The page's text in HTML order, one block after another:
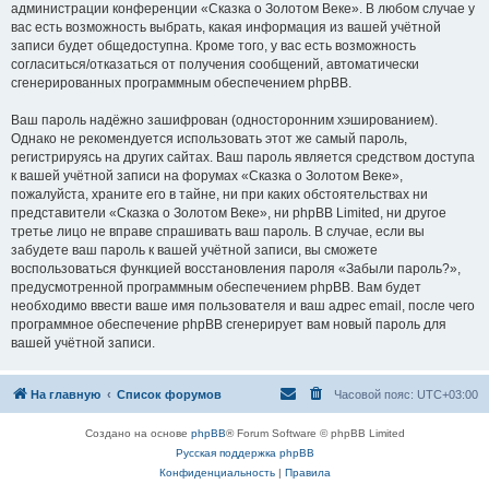
администрации конференции «Сказка о Золотом Веке». В любом случае у
вас есть возможность выбрать, какая информация из вашей учётной
записи будет общедоступна. Кроме того, у вас есть возможность
согласиться/отказаться от получения сообщений, автоматически
сгенерированных программным обеспечением phpBB.
Ваш пароль надёжно зашифрован (односторонним хэшированием).
Однако не рекомендуется использовать этот же самый пароль,
регистрируясь на других сайтах. Ваш пароль является средством доступа
к вашей учётной записи на форумах «Сказка о Золотом Веке»,
пожалуйста, храните его в тайне, ни при каких обстоятельствах ни
представители «Сказка о Золотом Веке», ни phpBB Limited, ни другое
третье лицо не вправе спрашивать ваш пароль. В случае, если вы
забудете ваш пароль к вашей учётной записи, вы сможете
воспользоваться функцией восстановления пароля «Забыли пароль?»,
предусмотренной программным обеспечением phpBB. Вам будет
необходимо ввести ваше имя пользователя и ваш адрес email, после чего
программное обеспечение phpBB сгенерирует вам новый пароль для
вашей учётной записи.
На главную Список форумов Часовой пояс: UTC+03:00
Создано на основе phpBB® Forum Software © phpBB Limited
Русская поддержка phpBB
Конфиденциальность| Правила